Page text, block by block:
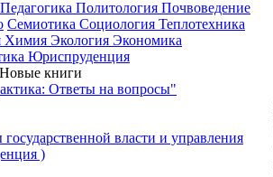
Педагогика Политология Почвоведение
Семиотика Социология Теплотехника
Химия Экология Экономика
Юриспруденция
Новые книги
Ответы на вопросы"
власти и управления
)